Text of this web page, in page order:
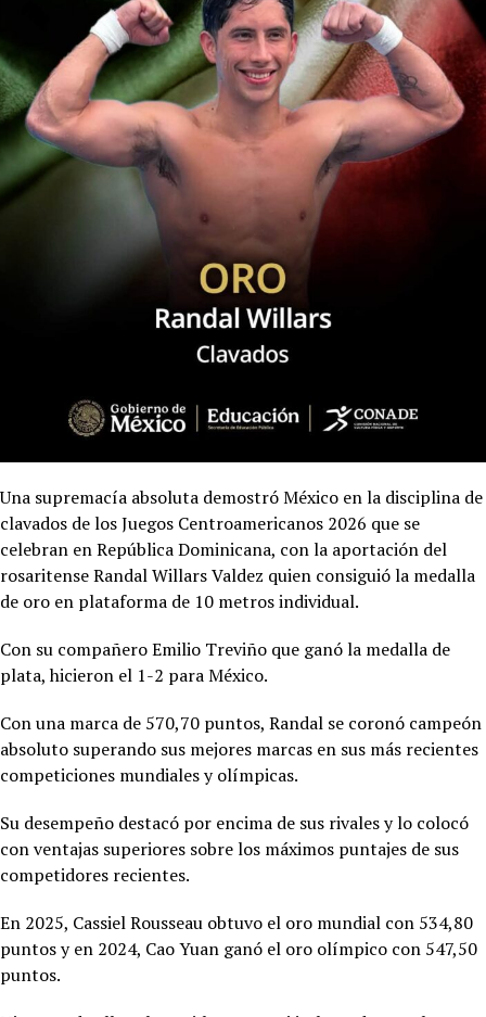
Una supremacía absoluta demostró México en la disciplina de
clavados de los Juegos Centroamericanos 2026 que se
celebran en República Dominicana, con la aportación del
rosaritense Randal Willars Valdez quien consiguió la medalla
de oro en plataforma de 10 metros individual.
Con su compañero Emilio Treviño que ganó la medalla de
plata, hicieron el 1-2 para México.
Con una marca de 570,70 puntos, Randal se coronó campeón
absoluto superando sus mejores marcas en sus más recientes
competiciones mundiales y olímpicas.
Su desempeño destacó por encima de sus rivales y lo colocó
con ventajas superiores sobre los máximos puntajes de sus
competidores recientes.
En 2025, Cassiel Rousseau obtuvo el oro mundial con 534,80
puntos y en 2024, Cao Yuan ganó el oro olímpico con 547,50
puntos.